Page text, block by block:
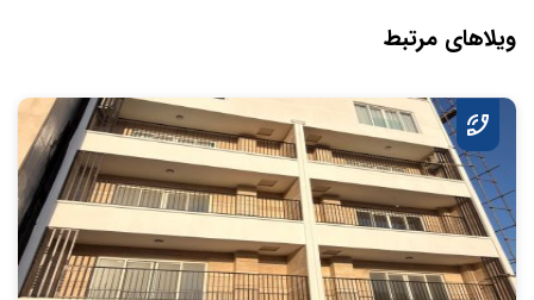
ویلاهای مرتبط